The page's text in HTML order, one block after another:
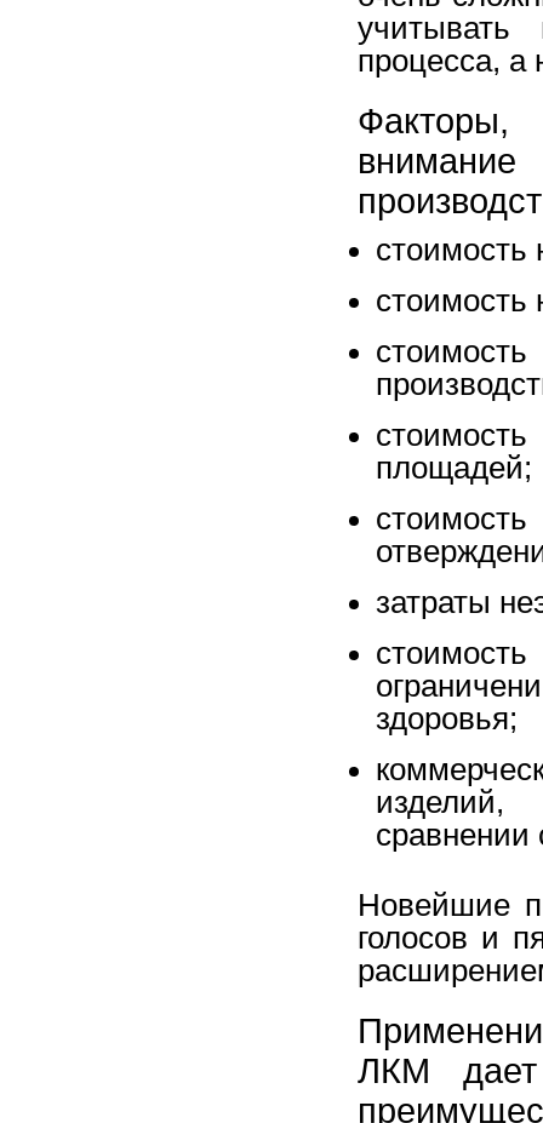
учитывать
процесса, а
Факторы,
стоимость
стоимость
площадей;
затраты
здоровья;
сравнении
Новейшие
голосов и
ЛКМ дает